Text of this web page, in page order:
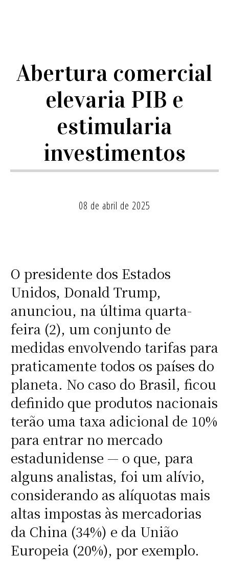
Abertura comercial
elevaria PIB e
estimularia
investimentos
08 de abril de 2025
O presidente dos Estados
Unidos, Donald Trump,
anunciou, na última quarta-
feira (2), um conjunto de
medidas envolvendo tarifas para
praticamente todos os países do
planeta. No caso do Brasil, ficou
definido que produtos nacionais
terão uma taxa adicional de 10%
para entrar no mercado
estadunidense — o que, para
alguns analistas, foi um alívio,
considerando as alíquotas mais
altas impostas às mercadorias
da China (34%) e da União
Europeia (20%), por exemplo.